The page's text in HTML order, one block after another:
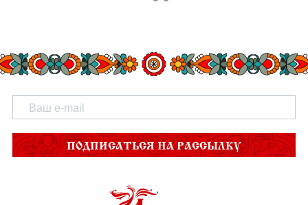
ПОДПИСАТЬСЯ НА РАССЫЛКУ